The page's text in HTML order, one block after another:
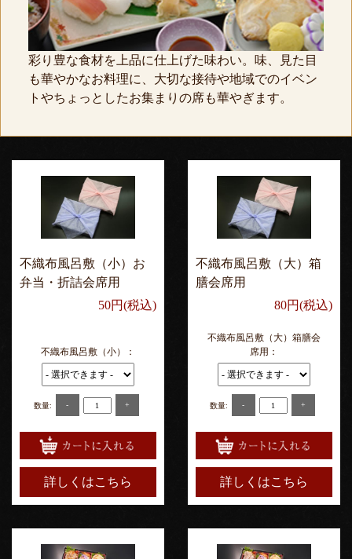
彩り豊な食材を上品に仕上げた味わい。味、見た目
も華やかなお料理に、大切な接待や地域でのイベン
トやちょっとしたお集まりの席も華やぎます。
不織布風呂敷（小）お
弁当・折詰会席用
50円(税込)
不織布風呂敷（小）：
数量: - +
詳しくはこちら
不織布風呂敷（大）箱
膳会席用
80円(税込)
不織布風呂敷（大）箱膳会
席用：
数量: - +
詳しくはこちら